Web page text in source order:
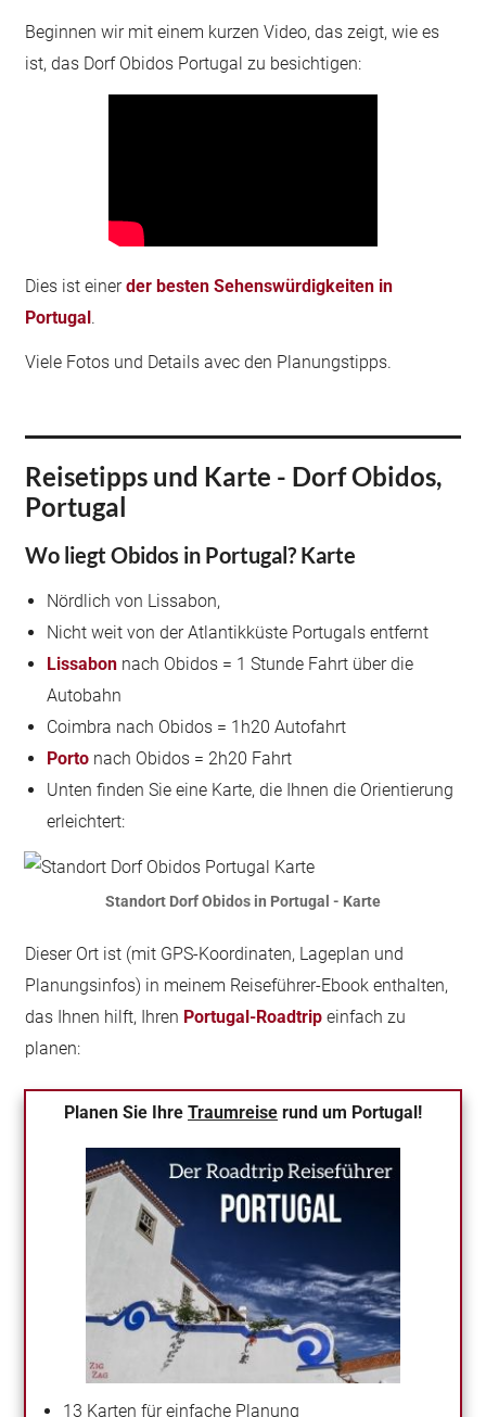
Beginnen wir mit einem kurzen Video, das zeigt, wie es
ist, das Dorf Obidos Portugal zu besichtigen:
Dies ist einerder besten Sehenswürdigkeiten in
Portugal.
Viele Fotos und Details avec den Planungstipps.
Reisetipps und Karte - Dorf Obidos,
Portugal
Wo liegt Obidos in Portugal? Karte
Nördlich von Lissabon,
Nicht weit von der Atlantikküste Portugals entfernt
Lissabon nach Obidos = 1 Stunde Fahrt über die
Autobahn
Coimbra nach Obidos = 1h20 Autofahrt
Porto nach Obidos = 2h20 Fahrt
Unten finden Sie eine Karte, die Ihnen die Orientierung
erleichtert:
Standort Dorf Obidos in Portugal - Karte
Dieser Ort ist (mit GPS-Koordinaten, Lageplan und
Planungsinfos) in meinem Reiseführer-Ebook enthalten,
das Ihnen hilft, Ihren Portugal-Roadtrip einfach zu
planen:
Planen Sie Ihre Traumreise rund um Portugal!
13 Karten für einfache Planung